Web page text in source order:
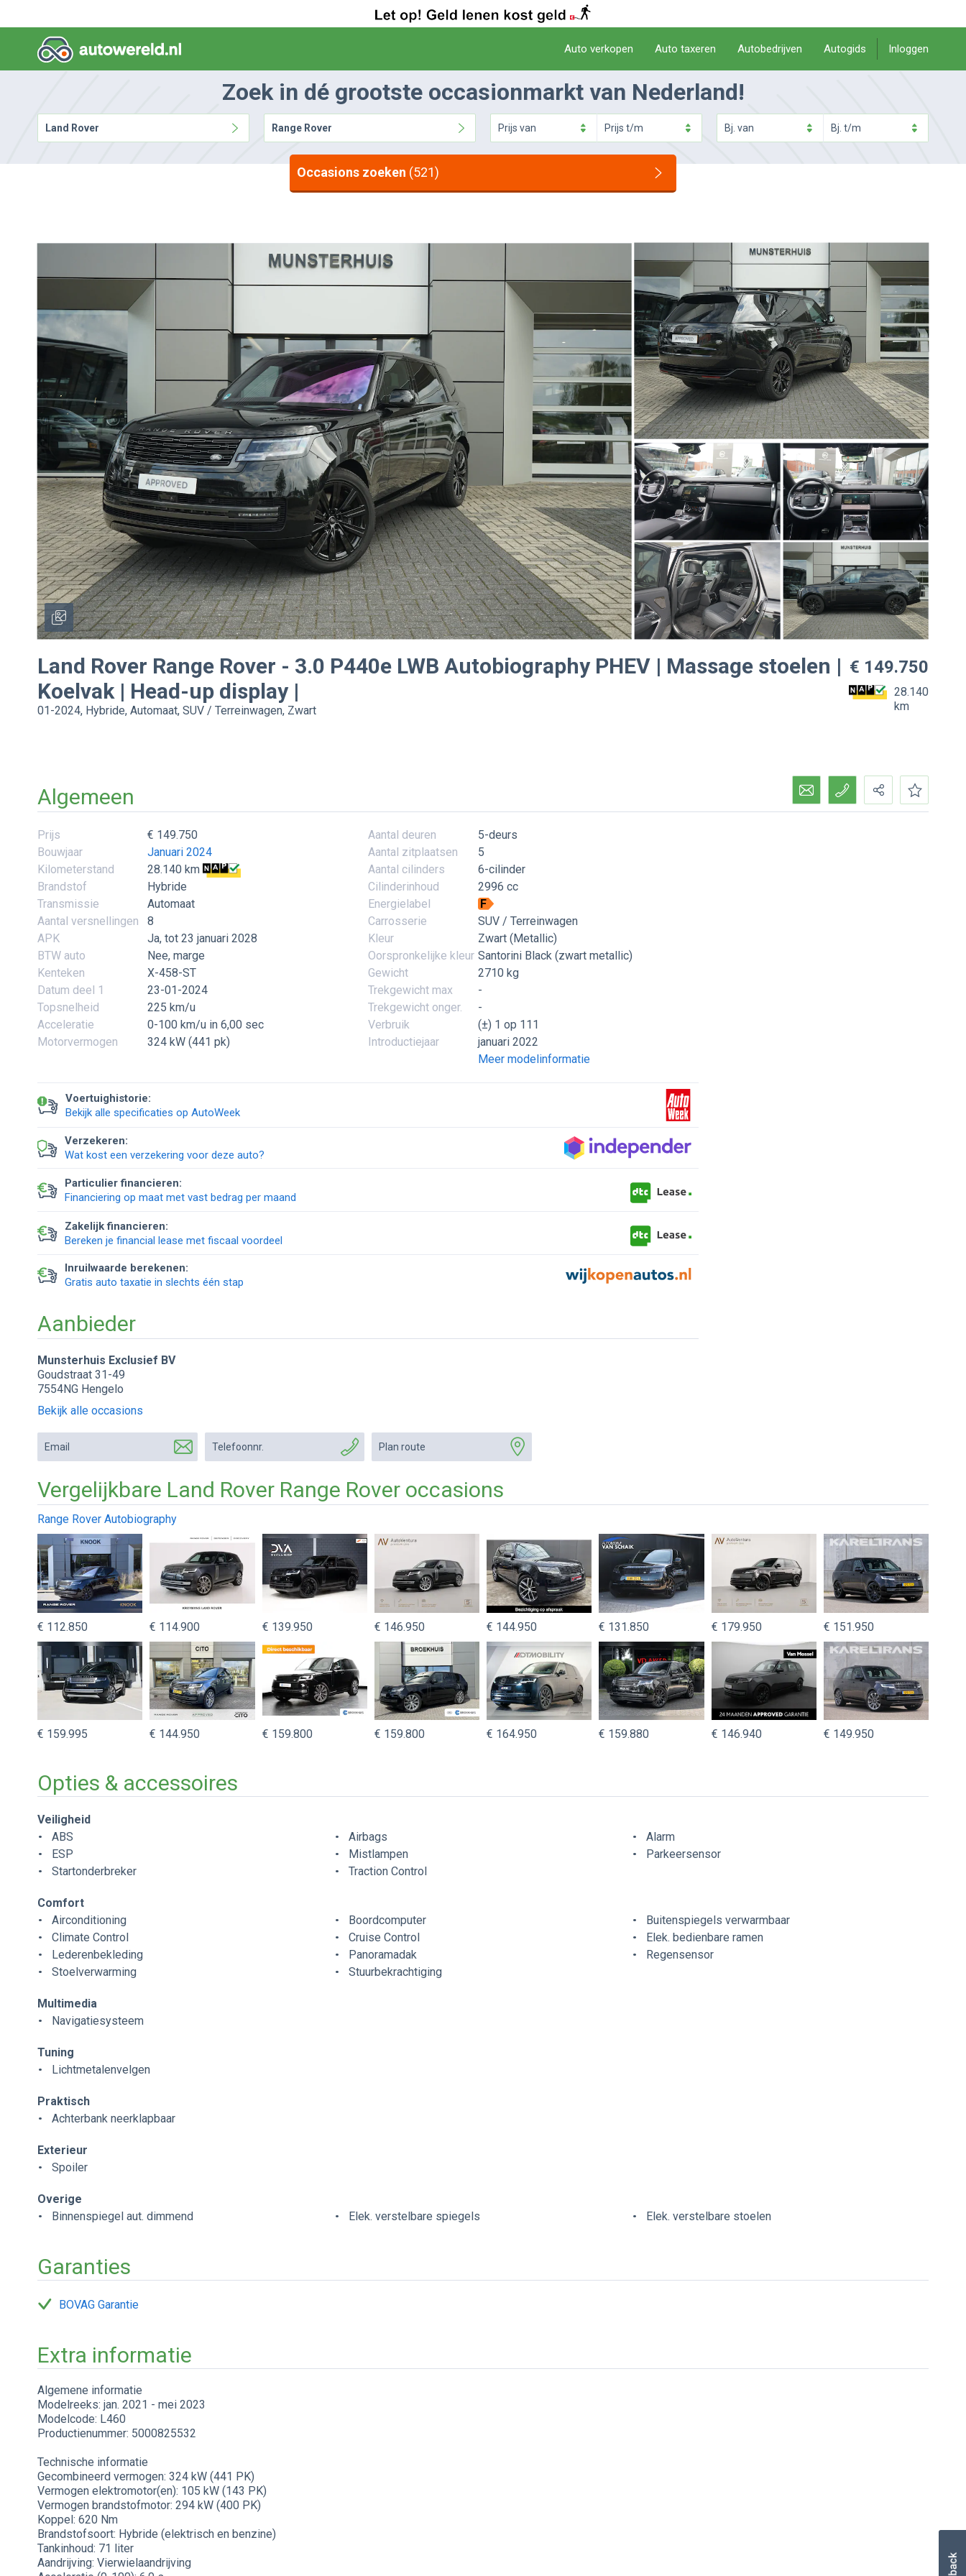
Auto verkopen Auto taxeren Autobedrijven Autogids Inloggen
Zoek in dé grootste occasionmarkt van Nederland!
Land Rover Range Rover Prijs van Prijs t/m Bj. van Bj. t/m
Occasions zoeken (521)
Land Rover Range Rover - 3.0 P440e LWB Autobiography PHEV | Massage stoelen |
Koelvak | Head-up display |
01-2024, Hybride, Automaat, SUV / Terreinwagen, Zwart
€ 149.750
28.140
km
Algemeen
Prijs
€ 149.750
Bouwjaar
Januari 2024
Kilometerstand
28.140 km
Brandstof
Hybride
Transmissie
Automaat
Aantal versnellingen
8
APK
Ja, tot 23 januari 2028
BTW auto
Nee, marge
Kenteken
X-458-ST
Datum deel 1
23-01-2024
Topsnelheid
225 km/u
Acceleratie
0-100 km/u in 6,00 sec
Motorvermogen
324 kW (441 pk)
Aantal deuren
5-deurs
Aantal zitplaatsen
5
Aantal cilinders
6-cilinder
Cilinderinhoud
2996 cc
Energielabel
F
Carrosserie
SUV / Terreinwagen
Kleur
Zwart (Metallic)
Oorspronkelijke kleur Santorini Black (zwart metallic)
Gewicht
2710 kg
Trekgewicht max
-
Trekgewicht onger.
-
Verbruik
(±) 1 op 111
Introductiejaar
januari 2022
Meer modelinformatie
Voertuighistorie:
Bekijk alle specificaties op AutoWeek
Verzekeren:
Wat kost een verzekering voor deze auto?
Particulier financieren:
Financiering op maat met vast bedrag per maand
Zakelijk financieren:
Bereken je financial lease met fiscaal voordeel
Inruilwaarde berekenen:
Gratis auto taxatie in slechts één stap
Aanbieder
Munsterhuis Exclusief BV
Goudstraat 31-49
7554NG Hengelo
Bekijk alle occasions
Email Telefoonnr. Plan route
Vergelijkbare Land Rover Range Rover occasions
Range Rover Autobiography
€ 112.850 € 114.900 € 139.950 € 146.950 € 144.950 € 131.850 € 179.950 € 151.950
€ 159.995 € 144.950 € 159.800 € 159.800 € 164.950 € 159.880 € 146.940 € 149.950
Opties & accessoires
Veiligheid
ABS
Airbags
Alarm
ESP
Mistlampen
Parkeersensor
Startonderbreker
Traction Control
Comfort
Airconditioning
Boordcomputer
Buitenspiegels verwarmbaar
Climate Control
Cruise Control
Elek. bedienbare ramen
Lederenbekleding
Panoramadak
Regensensor
Stoelverwarming
Stuurbekrachtiging
Multimedia
Navigatiesysteem
Tuning
Lichtmetalenvelgen
Praktisch
Achterbank neerklapbaar
Exterieur
Spoiler
Overige
Binnenspiegel aut. dimmend
Elek. verstelbare spiegels Elek. verstelbare stoelen
Garanties
BOVAG Garantie
Extra informatie
Algemene informatie
Modelreeks: jan. 2021 - mei 2023
Modelcode: L460
Productienummer: 5000825532
Technische informatie
Gecombineerd vermogen: 324 kW (441 PK)
Vermogen elektromotor(en): 105 kW (143 PK)
Vermogen brandstofmotor: 294 kW (400 PK)
Koppel: 620 Nm
Brandstofsoort: Hybride (elektrisch en benzine)
Tankinhoud: 71 liter
Aandrijving: Vierwielaandrijving